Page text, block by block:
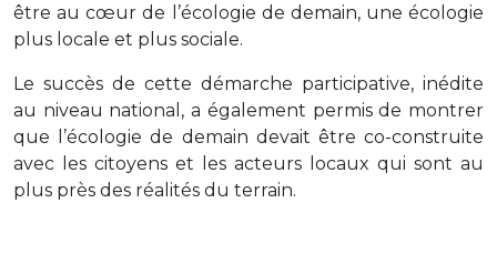
être au cœur de l’écologie de demain, une écologie
plus locale et plus sociale.
Le succès de cette démarche participative, inédite
au niveau national, a également permis de montrer
que l’écologie de demain devait être co-construite
avec les citoyens et les acteurs locaux qui sont au
plus près des réalités du terrain.